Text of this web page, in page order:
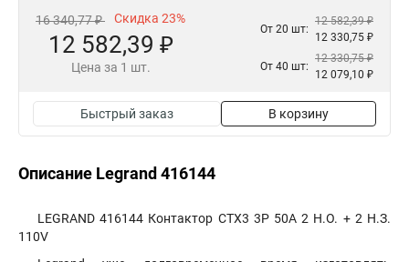
16 340,77 ₽ Скидка 23%
12 582,39 ₽
Цена за 1 шт.
От 20 шт:
12 582,39 ₽
12 330,75 ₽
От 40 шт:
12 330,75 ₽
12 079,10 ₽
Быстрый заказ В корзину
Описание Legrand 416144
LEGRAND 416144 Контактор CTX3 3P 50A 2 Н.О. + 2 Н.З.
110V